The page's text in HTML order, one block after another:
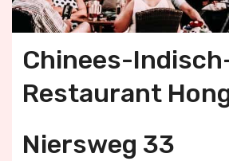
Chinees-
Restaurant
Niersweg 33